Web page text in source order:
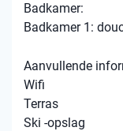
Badkamer:
Badkamer 1:
Aanvullende
Wifi
Terras
Ski -opslag